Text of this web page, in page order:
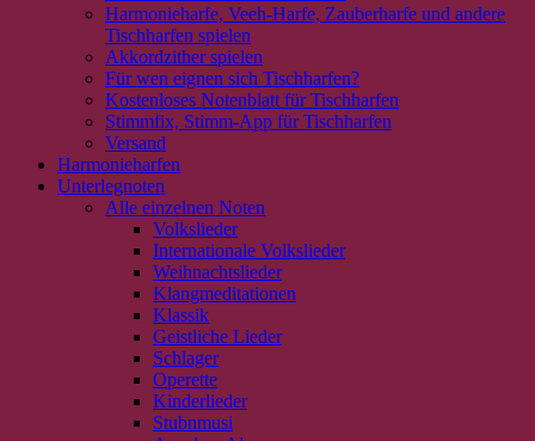
Harmonieharfe, Veeh-Harfe, Zauberharfe und andere
Tischharfen spielen
Akkordzither spielen
Für wen eignen sich Tischharfen?
Kostenloses Notenblatt für Tischharfen
Stimmfix, Stimm-App für Tischharfen
Versand
Harmonieharfen
Unterlegnoten
Alle einzelnen Noten
Volkslieder
Internationale Volkslieder
Weihnachtslieder
Klangmeditationen
Klassik
Geistliche Lieder
Schlager
Operette
Kinderlieder
Stubnmusi